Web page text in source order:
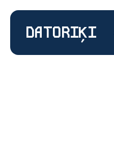
DATORIĶI